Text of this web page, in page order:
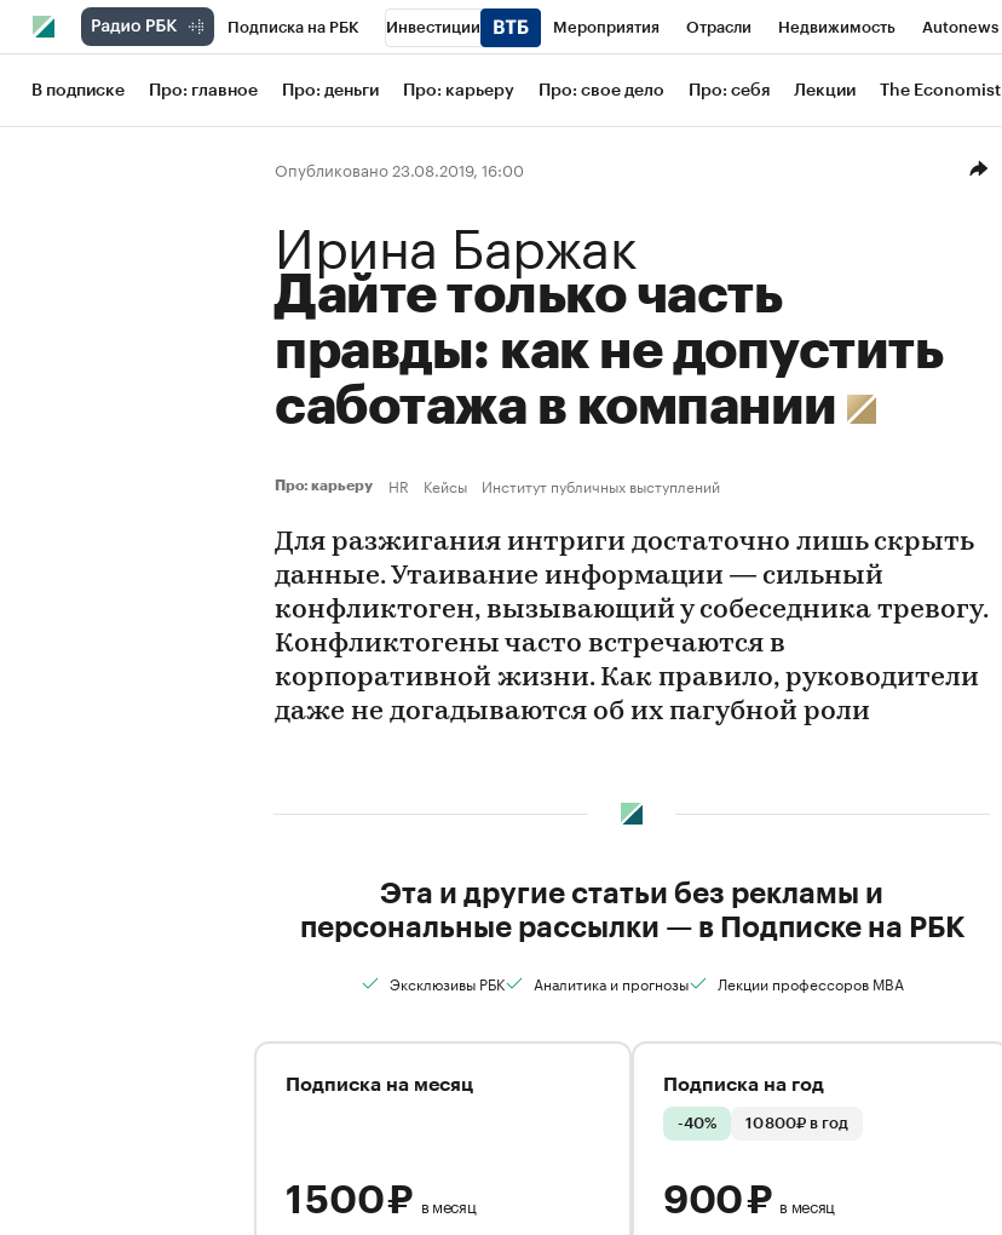
Подписка на РБК Инвестиции Мероприятия Отрасли Недвижимость Autonews
Школа управления РБК РБК Образование РБК Life Тренды Визионеры
Рынок наличной валюты
В подписке Про: главное Про: деньги Про: карьеру Про: свое дело Про: себя Лекции The Economist
Опубликовано 23.08.2019, 16:00
Ирина Баржак
Дайте только часть
правды: как не допустить
саботажа в компании
Про: карьеру HR Кейсы Институт публичных выступлений
Для разжигания интриги достаточно лишь скрыть
данные. Утаивание информации — сильный
конфликтоген, вызывающий у собеседника тревогу.
Конфликтогены часто встречаются в
корпоративной жизни. Как правило, руководители
даже не догадываются об их пагубной роли
Эта и другие статьи без рекламы и
персональные рассылки — в Подписке на РБК
Эксклюзивы РБК Аналитика и прогнозы Лекции профессоров MBA
Подписка на месяц
1 500 ₽ в месяц
Подписка на год
-40% 10 800₽ в год
900 ₽ в месяц